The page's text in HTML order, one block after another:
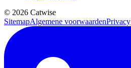
© 2026 Catwise
SitemapAlgemene voorwaardenPrivacy